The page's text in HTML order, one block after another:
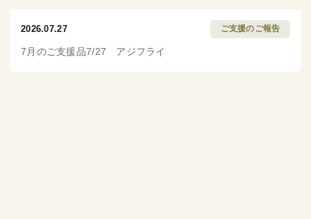
2026.07.27 ご支援のご報告
7月のご支援品7/27 アジフライ